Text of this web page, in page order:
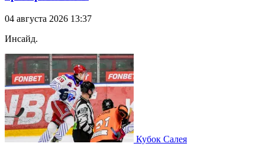
04 августа 2026 13:37
Инсайд.
Кубок Салея